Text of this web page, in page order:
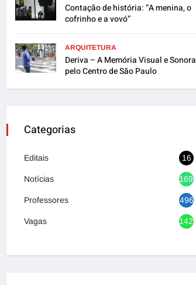
Contação de história: “A menina, o
cofrinho e a vovó”
ARQUITETURA
Deriva – A Memória Visual e Sonora
pelo Centro de São Paulo
Categorias
Editais 16
Notícias 1692
Professores 496
Vagas 1420